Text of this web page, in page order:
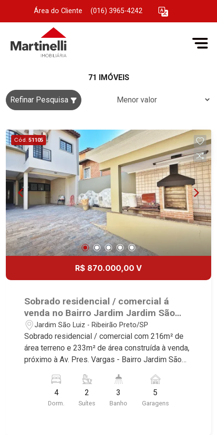
Área do Cliente (016) 3965-4242
71 IMÓVEIS
Refinar Pesquisa
Cód. 51105
R$ 870.000,00 V
Sobrado residencial / comercial á
venda no Bairro Jardim Jardim São
Luiz, próximo à Av. Pres. Vargas -
Ribeirão Preto/SP.
Jardim São Luiz - Ribeirão Preto/SP
Sobrado residencial / comercial com 216m² de
área terreno e 233m² de área construída à venda,
próximo à Av. Pres. Vargas - Bairro Jardim São
características deste imóvel que a Martinelli
Imobiliária selecionou para você: - 216m² de área
terreno e 233m² de área construída - 4
4
Dorm.
2
Suítes
3
Banho
5
Garagens